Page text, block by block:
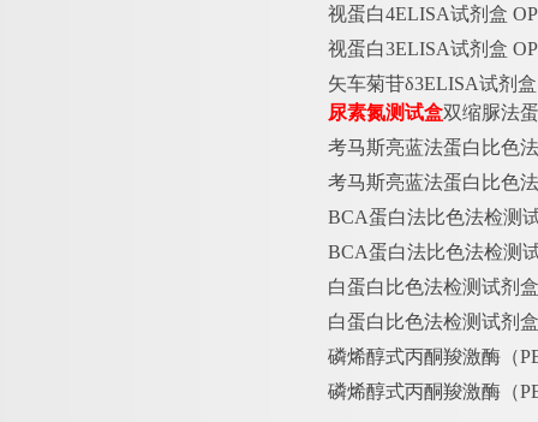
视蛋白4ELISA试剂盒
视蛋白3ELISA试剂盒
矢车菊苷δ3ELISA试剂
尿素氮测试盒双缩脲法
考马斯亮蓝法蛋白比色
考马斯亮蓝法蛋白比色
BCA蛋白法比色法检测
BCA蛋白法比色法检测
白蛋白比色法检测试剂盒
白蛋白比色法检测试剂盒
磷烯醇式丙酮羧激酶（
磷烯醇式丙酮羧激酶（